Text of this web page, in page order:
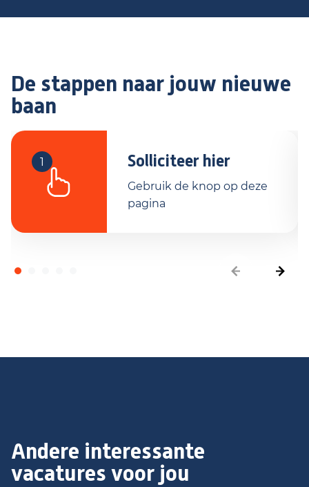
De stappen naar jouw nieuwe
baan
1 Solliciteer hier
Gebruik de knop op deze
pagina
Andere interessante
vacatures voor jou